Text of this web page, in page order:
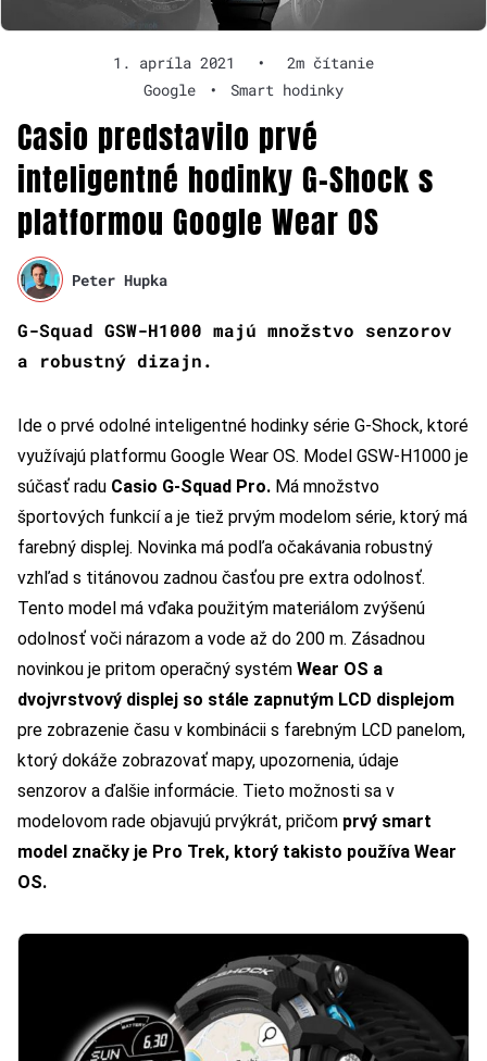
1. apríla 2021 •
2m čítanie
Google
• Smart hodinky
Casio predstavilo prvé
inteligentné hodinky G-Shock s
platformou Google Wear OS
Peter Hupka
G-Squad GSW-H1000 majú množstvo senzorov
a robustný dizajn.
Ide o prvé odolné inteligentné hodinky série G-Shock, ktoré
využívajú platformu Google Wear OS. Model GSW-H1000 je
súčasť radu Casio G-Squad Pro. Má množstvo
športových funkcií a je tiež prvým modelom série, ktorý má
farebný displej. Novinka má podľa očakávania robustný
vzhľad s titánovou zadnou časťou pre extra odolnosť.
Tento model má vďaka použitým materiálom zvýšenú
odolnosť voči nárazom a vode až do 200 m. Zásadnou
novinkou je pritom operačný systém Wear OS a
dvojvrstvový displej so stále zapnutým LCD displejom
pre zobrazenie času v kombinácii s farebným LCD panelom,
ktorý dokáže zobrazovať mapy, upozornenia, údaje
senzorov a ďalšie informácie. Tieto možnosti sa v
modelovom rade objavujú prvýkrát, pričom prvý smart
model značky je Pro Trek, ktorý takisto používa Wear
OS.